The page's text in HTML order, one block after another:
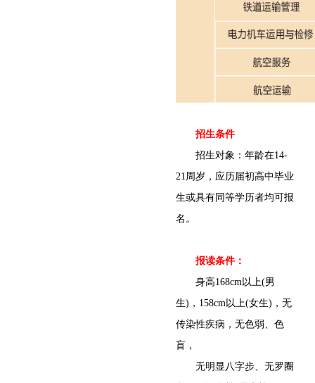
招生条件
招生对象：年龄在14-
21周岁，应历届初高中毕业
生或具有同等学历者均可报
名。
报读条件：
身高168cm以上(男
生)，158cm以上(女生)，无
传染性疾病，无色弱、色
盲，
无明显八字步、无罗圈